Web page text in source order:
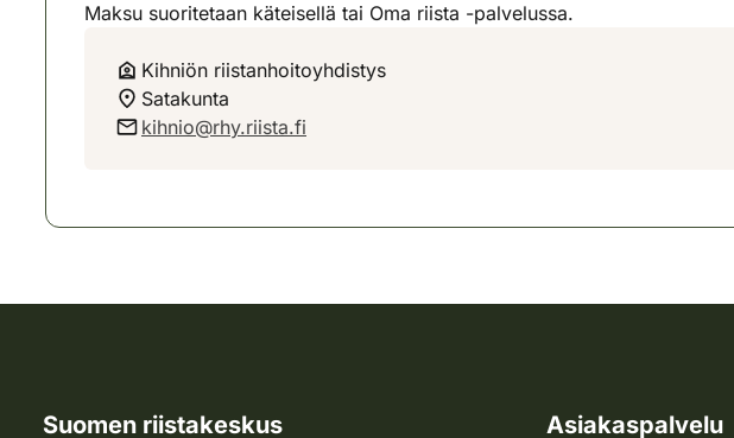
Maksu suoritetaan käteisellä tai Oma riista -palvelussa.
Kihniön riistanhoitoyhdistys
Satakunta
kihnio@rhy.riista.fi
Suomen riistakeskus Asiakaspalvelu